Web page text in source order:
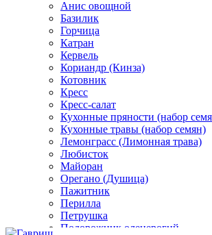
Анис овощной
Базилик
Горчица
Катран
Кервель
Кориандр (Кинза)
Котовник
Кресс
Кресс-салат
Кухонные пряности (набор
Кухонные травы (набор семян)
Лемонграсс (Лимонная трава)
Любисток
Майоран
Орегано (Душица)
Пажитник
Перилла
Петрушка
Подорожник оленерогий